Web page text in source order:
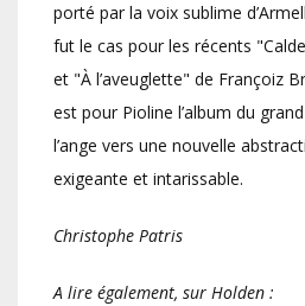
porté par la voix sublime
fut le cas pour les récents
et "À l’aveuglette" de Françoiz
est pour Pioline l’album du
l’ange vers une nouvelle
exigeante et intarissable.
Christophe Patris
A lire également, sur Holden :